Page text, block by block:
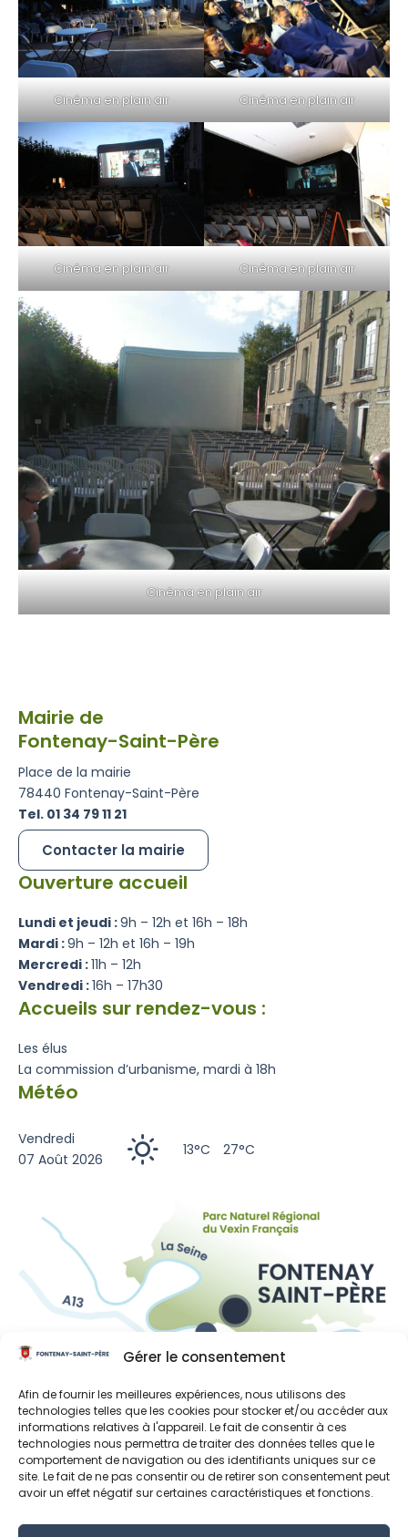
Gérer le consentement
Afin de fournir les meilleures expériences, nous utilisons des
technologies telles que les cookies pour stocker et/ou accéder aux
informations relatives à l'appareil. Le fait de consentir à ces
technologies nous permettra de traiter des données telles que le
comportement de navigation ou des identifiants uniques sur ce
site. Le fait de ne pas consentir ou de retirer son consentement peut
avoir un effet négatif sur certaines caractéristiques et fonctions.
Cinéma en plain air Cinéma en plain air
Cinéma en plain air Cinéma en plain air
Cinéma en plain air
Mairie de
Fontenay-Saint-Père
Place de la mairie
78440 Fontenay-Saint-Père
Tel. 01 34 79 11 21
Contacter la mairie
Ouverture accueil
Lundi et jeudi :9h – 12h et 16h – 18h
Mardi :9h – 12h et 16h – 19h
Mercredi :11h – 12h
Vendredi :16h – 17h30
Accueils sur rendez-vous :
Les élus
La commission d’urbanisme, mardi à 18h
Météo
Vendredi
07 Août 2026
13°C 27°C
Liens utiles
Région Île-de-France
Département des Yvelines
Grand Paris Seine et Oise